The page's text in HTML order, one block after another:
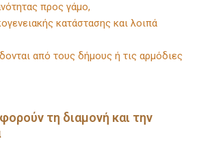
προς γάμο,
κατάστασης και λοιπά
από τους δήμους ή τις αρμόδιες
τη διαμονή και την